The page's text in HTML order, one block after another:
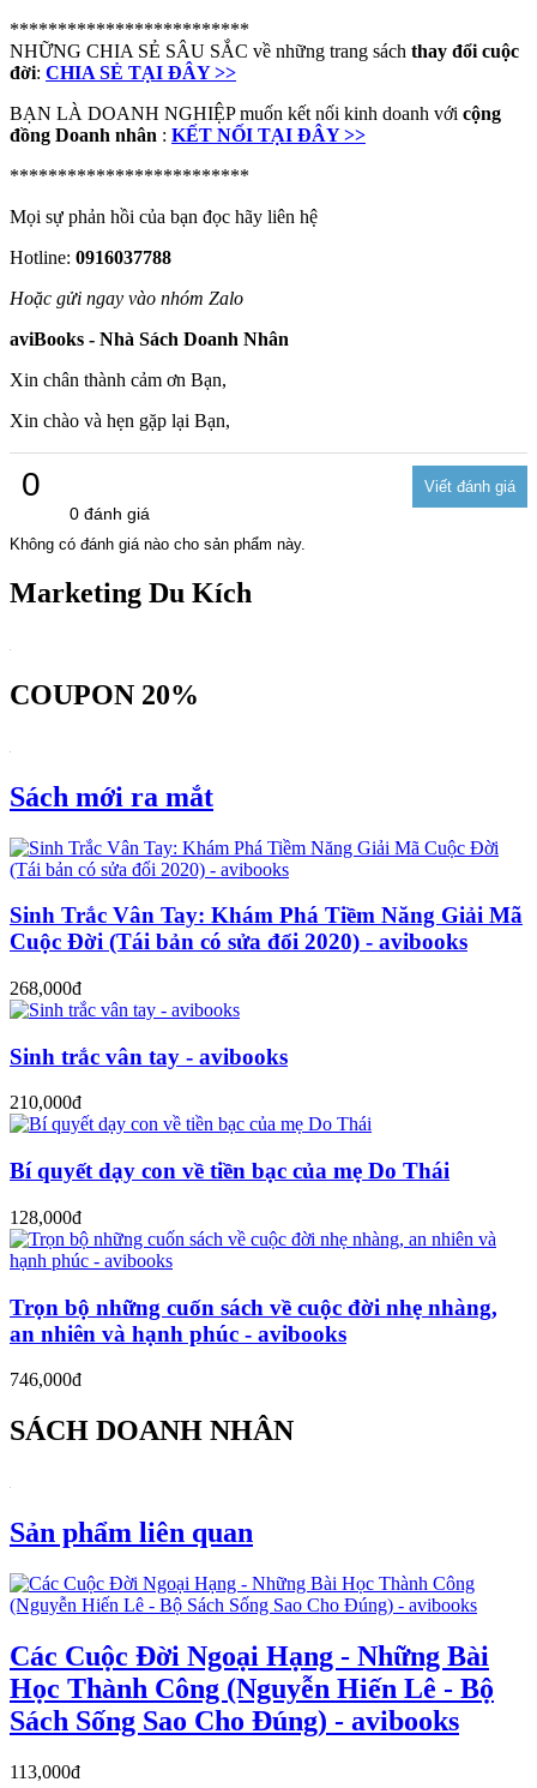
*************************
NHỮNG CHIA SẺ SÂU SẮC về những trang sách thay đổi cuộc
đời: CHIA SẺ TẠI ĐÂY >>
BẠN LÀ DOANH NGHIỆP muốn kết nối kinh doanh với cộng
đồng Doanh nhân : KẾT NỐI TẠI ĐÂY >>
*************************
Mọi sự phản hồi của bạn đọc hãy liên hệ
Hotline: 0916037788
Hoặc gửi ngay vào nhóm Zalo
aviBooks - Nhà Sách Doanh Nhân
Xin chân thành cảm ơn Bạn,
Xin chào và hẹn gặp lại Bạn,
0
0 đánh giá
Không có đánh giá nào cho sản phẩm này.
Marketing Du Kích
COUPON 20%
Sách mới ra mắt
Sinh Trắc Vân Tay: Khám Phá Tiềm Năng Giải Mã
Cuộc Đời (Tái bản có sửa đổi 2020) - avibooks
268,000đ
Sinh trắc vân tay - avibooks
210,000đ
Bí quyết dạy con về tiền bạc của mẹ Do Thái
128,000đ
Trọn bộ những cuốn sách về cuộc đời nhẹ nhàng,
an nhiên và hạnh phúc - avibooks
746,000đ
SÁCH DOANH NHÂN
Sản phẩm liên quan
Các Cuộc Đời Ngoại Hạng - Những Bài
Học Thành Công (Nguyễn Hiến Lê - Bộ
Sách Sống Sao Cho Đúng) - avibooks
113,000đ